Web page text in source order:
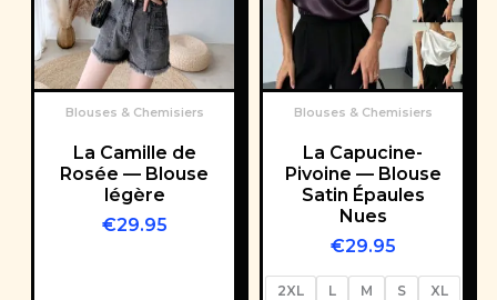
Blouses & Chemisiers
La Camille de
Rosée — Blouse
légère
€29.95
Blouses & Chemisiers
La Capucine-
Pivoine — Blouse
Satin Épaules
Nues
€29.95
2XL L M S XL